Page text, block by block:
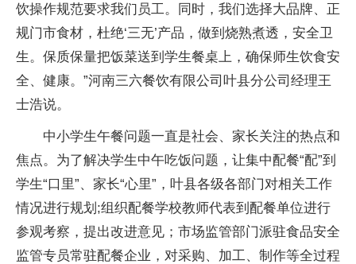
饮操作规范要求我们员工。同时，我们选择大品牌、正
规门市食材，杜绝‘三无’产品，做到烧熟煮透，安全卫
生。保质保量把饭菜送到学生餐桌上，确保师生饮食安
全、健康。”河南三六餐饮有限公司叶县分公司经理王
士浩说。
中小学生午餐问题一直是社会、家长关注的热点和
焦点。为了解决学生中午吃饭问题，让集中配餐“配”到
学生“口里”、家长“心里”，叶县各级各部门对相关工作
情况进行规划;组织配餐学校教师代表到配餐单位进行
参观考察，提出改进意见；市场监管部门派驻食品安全
监管专员常驻配餐企业，对采购、加工、制作等全过程